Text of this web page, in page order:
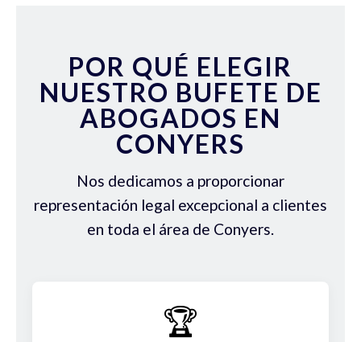
POR QUÉ ELEGIR
NUESTRO BUFETE DE
ABOGADOS EN
CONYERS
Nos dedicamos a proporcionar
representación legal excepcional a clientes
en toda el área de Conyers.
🏆